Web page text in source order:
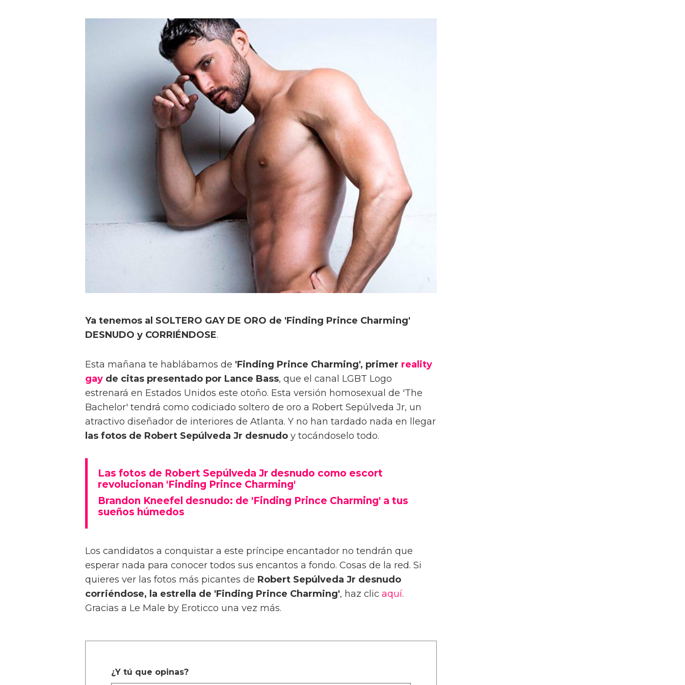
Ya tenemos al SOLTERO GAY DE ORO de 'Finding Prince Charming'
DESNUDO y CORRIÉNDOSE.
Esta mañana te hablábamos de 'Finding Prince Charming', primer reality
gay de citas presentado por Lance Bass, que el canal LGBT Logo
estrenará en Estados Unidos este otoño. Esta versión homosexual de 'The
Bachelor' tendrá como codiciado soltero de oro a Robert Sepúlveda Jr, un
atractivo diseñador de interiores de Atlanta. Y no han tardado nada en llegar
las fotos de Robert Sepúlveda Jr desnudo y tocándoselo todo.
Las fotos de Robert Sepúlveda Jr desnudo como escort
revolucionan 'Finding Prince Charming'
Brandon Kneefel desnudo: de 'Finding Prince Charming' a tus
sueños húmedos
Los candidatos a conquistar a este príncipe encantador no tendrán que
esperar nada para conocer todos sus encantos a fondo. Cosas de la red. Si
quieres ver las fotos más picantes de Robert Sepúlveda Jr desnudo
corriéndose, la estrella de 'Finding Prince Charming', haz clic aquí.
Gracias a Le Male by Eroticco una vez más.
¿Y tú que opinas?